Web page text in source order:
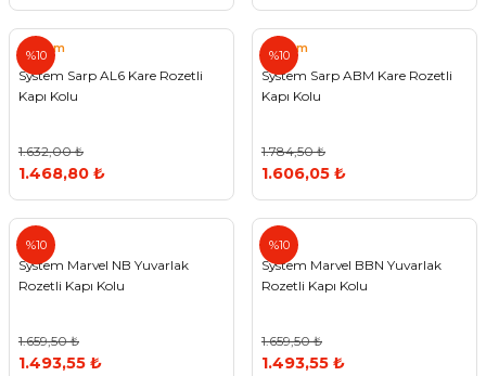
%10
System
System Sarp AL6 Kare Rozetli
Kapı Kolu
1.632,00 ₺
1.468,80 ₺
%10
System
System Sarp ABM Kare Rozetli
Kapı Kolu
1.784,50 ₺
1.606,05 ₺
%10
System Marvel NB Yuvarlak
Rozetli Kapı Kolu
1.659,50 ₺
1.493,55 ₺
%10
System Marvel BBN Yuvarlak
Rozetli Kapı Kolu
1.659,50 ₺
1.493,55 ₺